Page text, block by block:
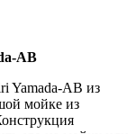
AB
Yamada-AB из
мойке из